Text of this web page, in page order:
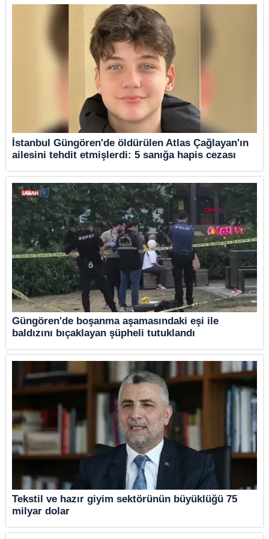
İstanbul Güngören'de öldürülen Atlas Çağlayan'ın
ailesini tehdit etmişlerdi: 5 sanığa hapis cezası
Güngören'de boşanma aşamasındaki eşi ile
baldızını bıçaklayan şüpheli tutuklandı
Tekstil ve hazır giyim sektörünün büyüklüğü 75
milyar dolar